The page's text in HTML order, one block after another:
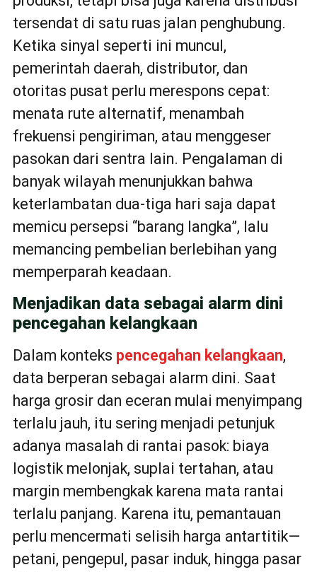
tersendat di satu ruas jalan penghubung.
Ketika sinyal seperti ini muncul,
pemerintah daerah, distributor, dan
otoritas pusat perlu merespons cepat:
menata rute alternatif, menambah
frekuensi pengiriman, atau menggeser
pasokan dari sentra lain. Pengalaman di
banyak wilayah menunjukkan bahwa
keterlambatan dua-tiga hari saja dapat
memicu persepsi “barang langka”, lalu
memancing pembelian berlebihan yang
memperparah keadaan.
Menjadikan data sebagai alarm dini
pencegahan kelangkaan
Dalam konteks pencegahan kelangkaan,
data berperan sebagai alarm dini. Saat
harga grosir dan eceran mulai menyimpang
terlalu jauh, itu sering menjadi petunjuk
adanya masalah di rantai pasok: biaya
logistik melonjak, suplai tertahan, atau
margin membengkak karena mata rantai
terlalu panjang. Karena itu, pemantauan
perlu mencermati selisih harga antartitik—
petani, pengepul, pasar induk, hingga pasar